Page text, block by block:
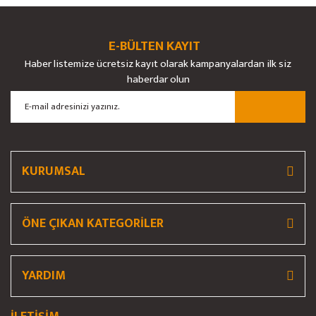
Ürün açıklamasında eksik bilgiler bulunuyor.
Ürün fiyatı diğer sitelerden daha pahalı.
Bu ürüne benzer farklı alternatifler olmalı.
E-BÜLTEN KAYIT
Haber listemize ücretsiz kayıt olarak kampanyalardan ilk siz
haberdar olun
KURUMSAL
ÖNE ÇIKAN KATEGORİLER
YARDIM